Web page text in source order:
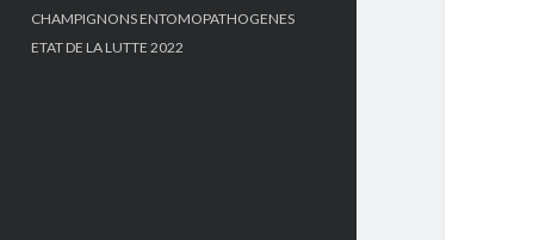
CHAMPIGNONS ENTOMOPATHOGENES
ETAT DE LA LUTTE 2022